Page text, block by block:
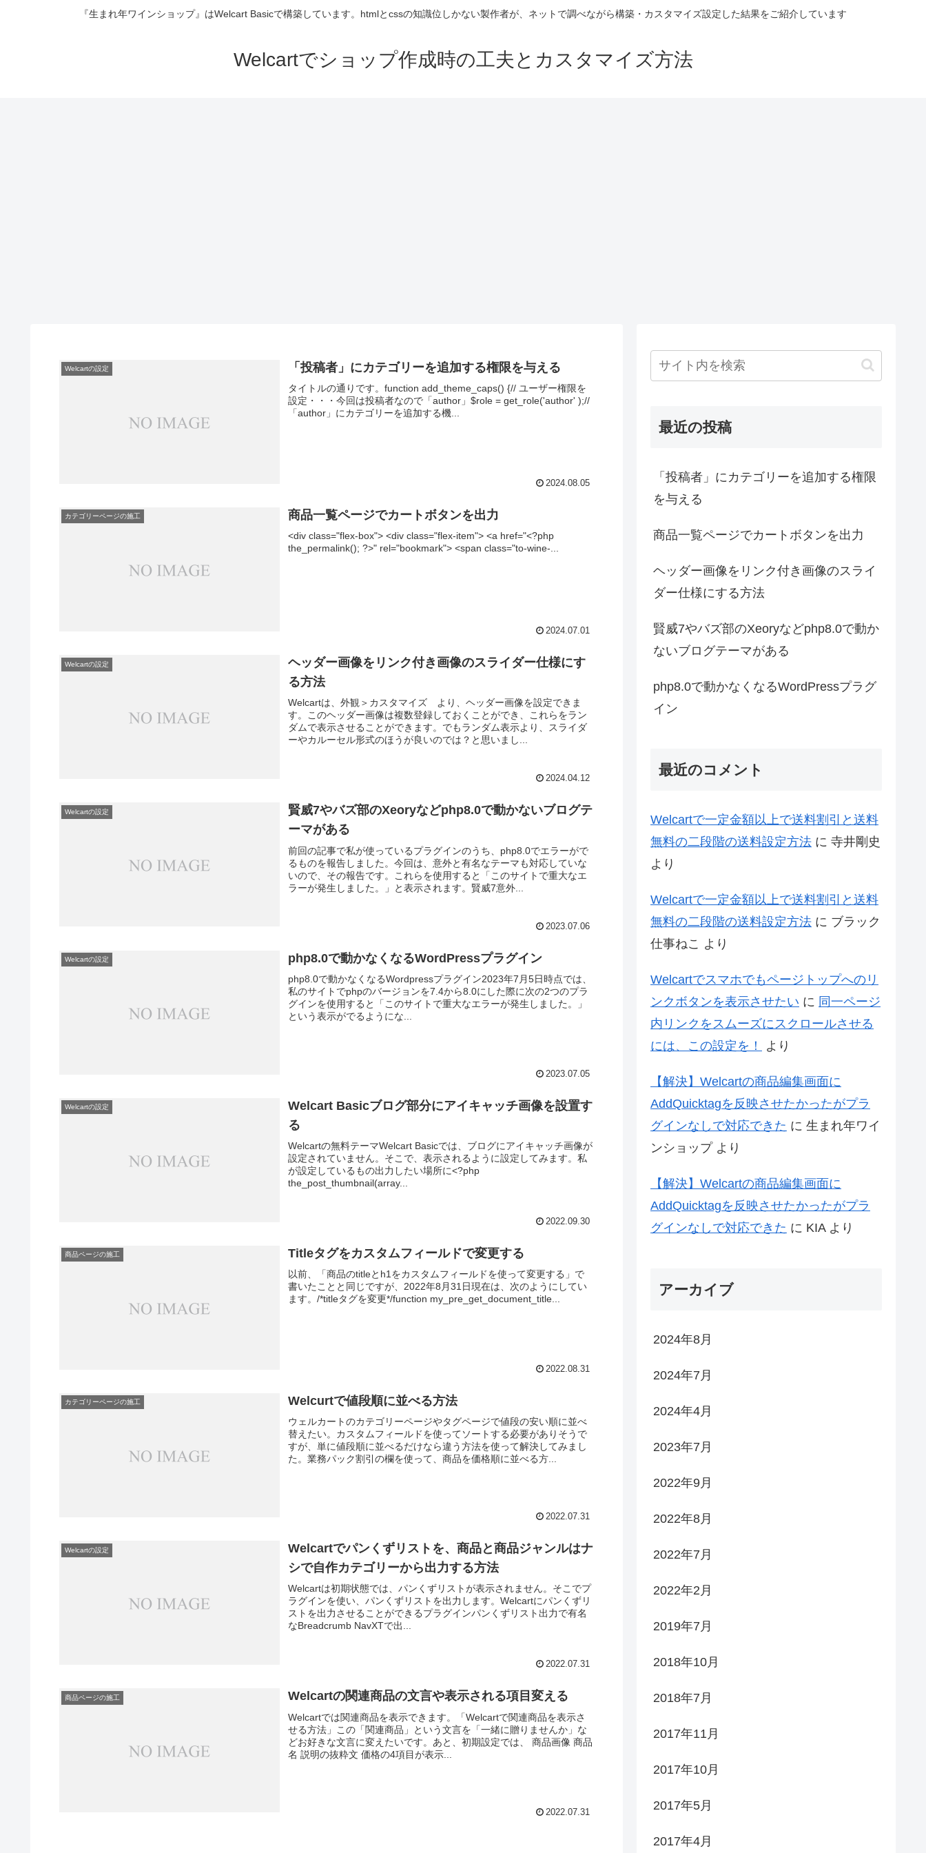
『生まれ年ワインショップ』はWelcart Basicで構築しています。htmlとcssの知識位しかない製作者が、ネットで調べながら構築・カスタマイズ設定した結果をご紹介しています
Welcartでショップ作成時の工夫とカスタマイズ方法
Welcartの設定 「投稿者」にカテゴリーを追加する権限を与える
タイトルの通りです。function add_theme_caps() {// ユーザー権限を
設定・・・今回は投稿者なので「author」$role = get_role('author' );//
「author」にカテゴリーを追加する機...
2024.08.05
カテゴリーページの施工 商品一覧ページでカートボタンを出力
<div class="flex-box"> <div class="flex-item"> <a href="<?php
the_permalink(); ?>" rel="bookmark"> <span class="to-wine-...
2024.07.01
Welcartの設定
ヘッダー画像をリンク付き画像のスライダー仕様にす
る方法
Welcartは、外観＞カスタマイズ より、ヘッダー画像を設定できま
す。このヘッダー画像は複数登録しておくことができ、これらをラン
ダムで表示させることができます。でもランダム表示より、スライダ
ーやカルーセル形式のほうが良いのでは？と思いまし...
2024.04.12
Welcartの設定
賢威7やバズ部のXeoryなどphp8.0で動かないブログテ
ーマがある
前回の記事で私が使っているプラグインのうち、php8.0でエラーがで
るものを報告しました。今回は、意外と有名なテーマも対応していな
いので、その報告です。これらを使用すると「このサイトで重大なエ
ラーが発生しました。」と表示されます。賢威7意外...
2023.07.06
Welcartの設定 php8.0で動かなくなるWordPressプラグイン
php8.0で動かなくなるWordpressプラグイン2023年7月5日時点では、
私のサイトでphpのバージョンを7.4から8.0にした際に次の2つのプラ
グインを使用すると「このサイトで重大なエラーが発生しました。」
という表示がでるようにな...
2023.07.05
Welcartの設定
Welcart Basicブログ部分にアイキャッチ画像を設置す
る
Welcartの無料テーマWelcart Basicでは、ブログにアイキャッチ画像が
設定されていません。そこで、表示されるように設定してみます。私
が設定しているもの出力したい場所に<?php
the_post_thumbnail(array...
2022.09.30
商品ページの施工 Titleタグをカスタムフィールドで変更する
以前、「商品のtitleとh1をカスタムフィールドを使って変更する」で
書いたことと同じですが、2022年8月31日現在は、次のようにしてい
ます。/*titleタグを変更*/function my_pre_get_document_title...
2022.08.31
カテゴリーページの施工 Welcurtで値段順に並べる方法
ウェルカートのカテゴリーページやタグページで値段の安い順に並べ
替えたい。カスタムフィールドを使ってソートする必要がありそうで
すが、単に値段順に並べるだけなら違う方法を使って解決してみまし
た。業務パック割引の欄を使って、商品を価格順に並べる方...
2022.07.31
Welcartの設定
Welcartでパンくずリストを、商品と商品ジャンルはナ
シで自作カテゴリーから出力する方法
Welcartは初期状態では、パンくずリストが表示されません。そこでプ
ラグインを使い、パンくずリストを出力します。Welcartにパンくずリ
ストを出力させることができるプラグインパンくずリスト出力で有名
なBreadcrumb NavXTで出...
2022.07.31
商品ページの施工 Welcartの関連商品の文言や表示される項目変える
Welcartでは関連商品を表示できます。「Welcartで関連商品を表示さ
せる方法」この「関連商品」という文言を「一緒に贈りませんか」な
どお好きな文言に変えたいです。あと、初期設定では、 商品画像 商品
名 説明の抜粋文 価格の4項目が表示...
2022.07.31
最近の投稿
「投稿者」にカテゴリーを追加する権限
を与える
商品一覧ページでカートボタンを出力
ヘッダー画像をリンク付き画像のスライ
ダー仕様にする方法
賢威7やバズ部のXeoryなどphp8.0で動か
ないブログテーマがある
php8.0で動かなくなるWordPressプラグ
イン
最近のコメント
Welcartで一定金額以上で送料割引と送料
無料の二段階の送料設定方法 に 寺井剛史
より
Welcartで一定金額以上で送料割引と送料
無料の二段階の送料設定方法 に ブラック
仕事ねこ より
Welcartでスマホでもページトップへのリ
ンクボタンを表示させたい に 同一ページ
内リンクをスムーズにスクロールさせる
には、この設定を！
より
【解決】Welcartの商品編集画面に
AddQuicktagを反映させたかったがプラ
グインなしで対応できた に 生まれ年ワイ
ンショップより
【解決】Welcartの商品編集画面に
AddQuicktagを反映させたかったがプラ
グインなしで対応できた に KIAより
アーカイブ
2024年8月
2024年7月
2024年4月
2023年7月
2022年9月
2022年8月
2022年7月
2022年2月
2019年7月
2018年10月
2018年7月
2017年11月
2017年10月
2017年5月
2017年4月